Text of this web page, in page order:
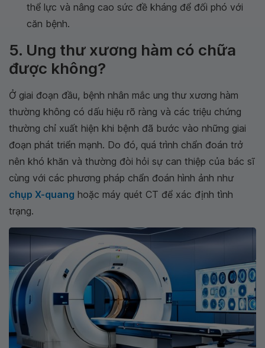
thể lực và nâng cao sức đề kháng để đối phó với
căn bệnh.
5. Ung thư xương hàm có chữa
được không?
Ở giai đoạn đầu, bệnh nhân mắc ung thư xương hàm
thường không có dấu hiệu rõ ràng và các triệu chứng
thường chỉ xuất hiện khi bệnh đã bước vào những giai
đoạn phát triển mạnh. Do đó, quá trình chẩn đoán trở
nên khó khăn và thường đòi hỏi sự can thiệp của bác sĩ
cùng với các phương pháp chẩn đoán hình ảnh như
chụp X-quang hoặc máy quét CT để xác định tình
trạng.